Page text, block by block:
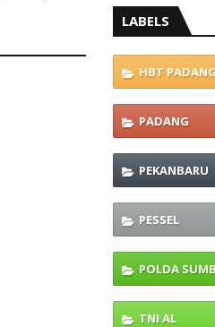
LABELS
HBT
PADANG
PEKANBARU
PESSEL
POLDA
TNI AL